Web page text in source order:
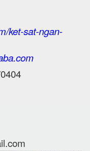
ket-sat-ngan-